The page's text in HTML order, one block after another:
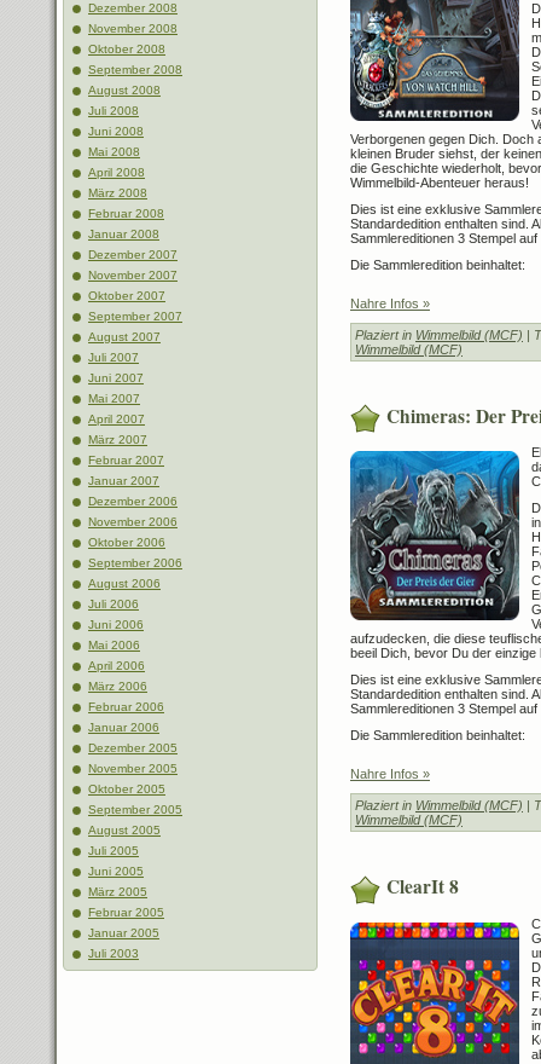
Dezember 2008
November 2008
Oktober 2008
September 2008
August 2008
Juli 2008
Juni 2008
Mai 2008
April 2008
März 2008
Februar 2008
Januar 2008
Dezember 2007
November 2007
Oktober 2007
September 2007
August 2007
Juli 2007
Juni 2007
Mai 2007
April 2007
März 2007
Februar 2007
Januar 2007
Dezember 2006
November 2006
Oktober 2006
September 2006
August 2006
Juli 2006
Juni 2006
Mai 2006
April 2006
März 2006
Februar 2006
Januar 2006
Dezember 2005
November 2005
Oktober 2005
September 2005
August 2005
Juli 2005
Juni 2005
März 2005
Februar 2005
Januar 2005
Juli 2003
Verborgenen gegen Dich. Doch
kleinen Bruder siehst, der
die Geschichte wiederholt,
Wimmelbild-Abenteuer heraus!
Dies ist eine exklusive
Standardedition enthalten sind.
Sammlereditionen 3 Stempel
Die Sammleredition beinhaltet:
Nahre Infos »
Plaziert in Wimmelbild (MCF) |
Wimmelbild (MCF)
Chimeras: Der
aufzudecken, die diese
beeil Dich, bevor Du der
Dies ist eine exklusive
Standardedition enthalten sind.
Sammlereditionen 3 Stempel
Die Sammleredition beinhaltet:
Nahre Infos »
Plaziert in Wimmelbild (MCF) |
Wimmelbild (MCF)
ClearIt 8